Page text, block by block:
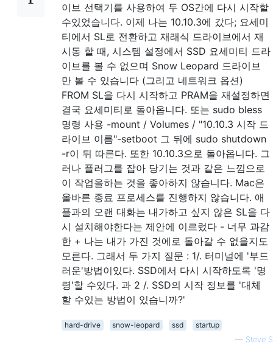
이브 선택기를 사용하여 두 OS간에 다시 시작할
수있었습니다. 이제 나는 10.10.3에 갔다; 요세미
티에서 SL로 전환하고 재래식 드라이브에서 재
시동 할 때, 시스템 설정에서 SSD 요세미티 드라
이브를 볼 수 없으며 Snow Leopard 드라이브
만 볼 수 있습니다 (그리고 네트워크 옵션)
FROM SL을 다시 시작하고 PRAM을 재설정하면
결국 요세미티로 돌아옵니다. 또는 sudo bless
명령 사용 -mount / Volumes / "10.10.3 시작 드
라이브 이름"-setboot 그 뒤에 sudo shutdown
-r이 뒤 따른다. 또한 10.10.3으로 돌아옵니다. 그
러나 플러그를 잡아 당기는 것과 같은 느낌으로
이 작업을하는 것을 좋아하지 않습니다. Mac은
올바른 종료 프로세스를 진행하지 않습니다. 애
플과의 오랜 대화는 내가하고 싶지 않은 SL을 다
시 설치해야한다는 제안에 이르렀다 - 너무 과감
한 + 나는 내가 가진 것에로 돌아갈 수 없을지도
모른다. 그래서 두 가지 질문 : 1/. 터미널에 '부드
러운'방법이있다. SSD에서 다시 시작하도록 '명
령'할 수있다. 과 2 /. SSD의 시작 정보를 '대체
할 수있는 방법이 있습니까?'
hard-drive snow-leopard ssd
startup
— Steve S